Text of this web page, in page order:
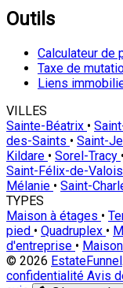
Outils
Calculateur de
Taxe de
Liens
VILLES
Sainte-Béatrix •
des-Saints • Saint-
Kildare • Sorel-Tracy •
Saint-Félix-de-Valois
Mélanie • Saint-
TYPES
Maison à étages •
pied • Quadruplex •
d'entreprise •
© 2026 EstateFunnel
confidentialité Avis